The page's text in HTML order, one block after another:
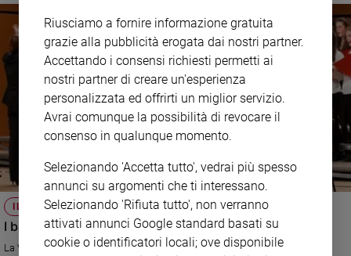
di
valore
settimana
Migranti
Diversità
inclusione
Costume
Cultura
spettacoli
IL CICLO DELLA VERDI
I bambini sono angeli nella Terza di Mahler
La Verdi, che ha appena presentato il suo programma per l'Expo, sta
Riusciamo a fornire informazione gratuita
grazie alla pubblicità erogata dai nostri partner.
Accettando i consensi richiesti permetti ai
nostri partner di creare un'esperienza
personalizzata ed offrirti un miglior servizio.
Avrai comunque la possibilità di revocare il
consenso in qualunque momento.
Selezionando 'Accetta tutto', vedrai più spesso
annunci su argomenti che ti interessano.
Selezionando 'Rifiuta tutto', non verranno
attivati annunci Google standard basati su
cookie o identificatori locali; ove disponibile